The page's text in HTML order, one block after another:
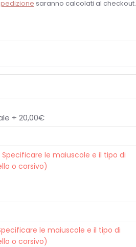
saranno calcolati al checkout.
+ 20,00€
le maiuscole e il tipo di
o corsivo)
le maiuscole e il tipo di
o corsivo)